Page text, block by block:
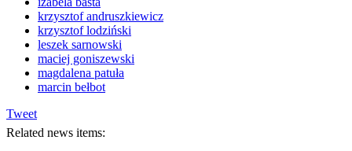
krzysztof andruszkiewicz
krzysztof lodziński
leszek sarnowski
maciej goniszewski
magdalena patuła
marcin bełbot
Tweet
Related news items: